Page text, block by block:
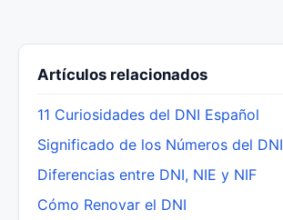
Artículos relacionados
11 Curiosidades del DNI Español
Significado de los Números del DNI
Diferencias entre DNI, NIE y NIF
Cómo Renovar el DNI